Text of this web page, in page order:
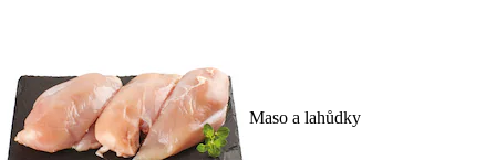
Maso a lahůdky